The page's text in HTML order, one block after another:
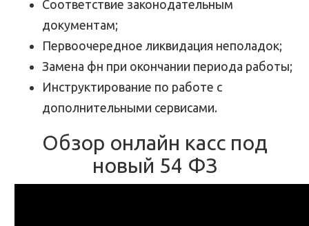
Соответствие законодательным
документам;
Первоочередное ликвидация неполадок;
Замена фн при окончании периода работы;
Инструктирование по работе с
дополнительными сервисами.
Обзор онлайн касс под
новый 54 ФЗ